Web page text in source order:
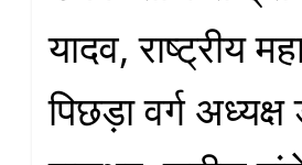
यादव, राष्ट्रीय
पिछड़ा वर्ग